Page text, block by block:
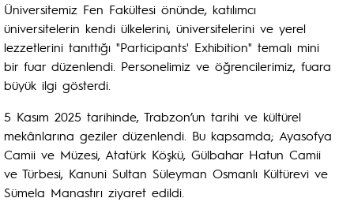
Üniversitemiz Fen Fakültesi önünde, katılımcı
üniversitelerin kendi ülkelerini, üniversitelerini ve yerel
lezzetlerini tanıttığı "Participants' Exhibition" temalı mini
bir fuar düzenlendi. Personelimiz ve öğrencilerimiz, fuara
büyük ilgi gösterdi.
5 Kasım 2025 tarihinde, Trabzon’un tarihi ve kültürel
mekânlarına geziler düzenlendi. Bu kapsamda; Ayasofya
Camii ve Müzesi, Atatürk Köşkü, Gülbahar Hatun Camii
ve Türbesi, Kanuni Sultan Süleyman Osmanlı Kültürevi ve
Sümela Manastırı ziyaret edildi.